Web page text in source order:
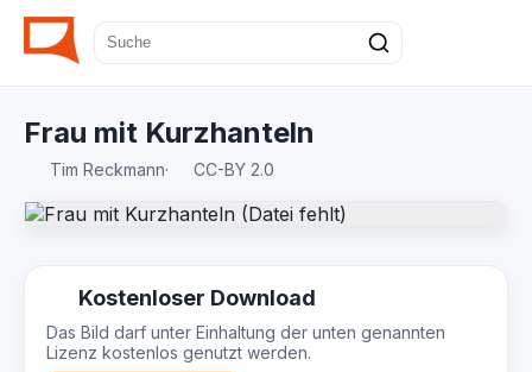
Frau mit Kurzhanteln
Tim Reckmann· CC-BY 2.0
Kostenloser Download
Das Bild darf unter Einhaltung der unten genannten
Lizenz kostenlos genutzt werden.